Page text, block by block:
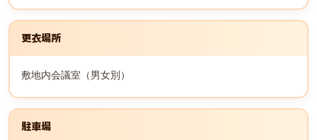
更衣場所
敷地内会議室（男女別）
駐車場